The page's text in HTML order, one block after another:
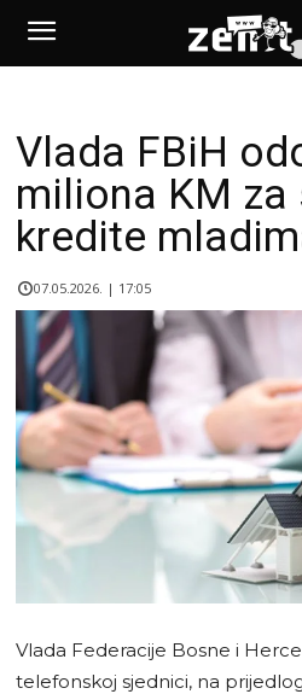
Vlada FBiH
miliona KM za
kredite
07.05.2026. | 17:05
Vlada Federacije Bosne i
telefonskoj sjednici, na